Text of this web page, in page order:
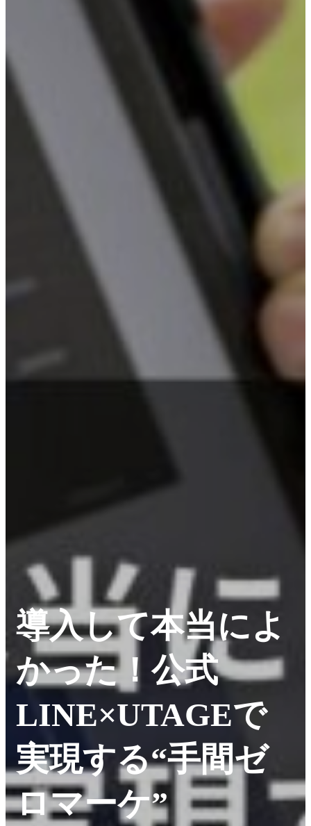
導入して本当によ
かった！公式
LINE×UTAGEで
実現する“手間ゼ
ロマーケ”